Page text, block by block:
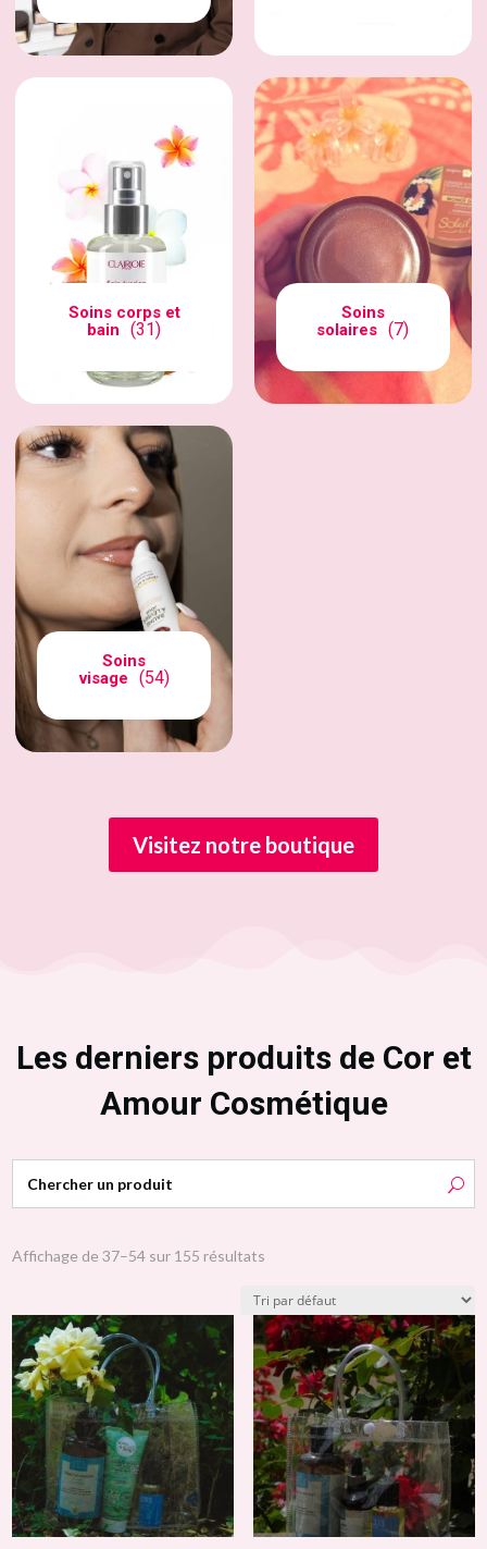
Soins corps et
bain
(31)
Soins
solaires (7)
Soins
visage
(54)
Visitez notre boutique
Les derniers produits de Cor et
Amour Cosmétique
Affichage de 37–54 sur 155 résultats